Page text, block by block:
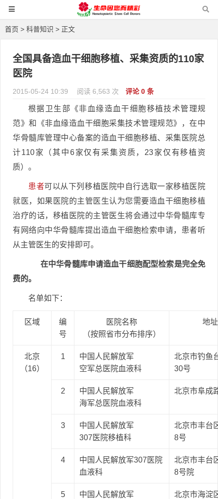
首页 > 科普知识 > 正文
全国具备造血干细胞移植、采集资质的110家
医院
2015-05-24 10:39 阅读 6,563 次 评论 0 条
根据卫生部《非血缘造血干细胞移植技术管理规
范》和《非血缘造血干细胞采集技术管理规范》，在中
华骨髓库管理中心备案的造血干细胞移植、采集医院总
计110家（其中6家仅有采集资质，23家仅有移植资
质）。
患者可以从下列移植医院中自行选取一家移植医院
就医，如果医院的主管医生认为您需要造血干细胞移植
治疗的话，移植医院的主管医生将会通过中华骨髓库专
有网络向中华骨髓库提出造血干细胞检索申请，患者听
从主管医生的安排即可。
在中华骨髓库申请造血干细胞配型检索是完全免
费的。
名单如下：
区域
编
号
医院名称
（按照省市分布排序）
地址
北京
（16）
1
中国人民解放军
空军总医院血液科
北京市钓鱼
30号
2
中国人民解放军
海军总医院血液科
北京市阜成
3
中国人民解放军
307医院移植科
北京市丰台
8号
4
中国人民解放军307医院
血液科
北京市丰台
8号院
5
中国人民解放军
北京市海淀